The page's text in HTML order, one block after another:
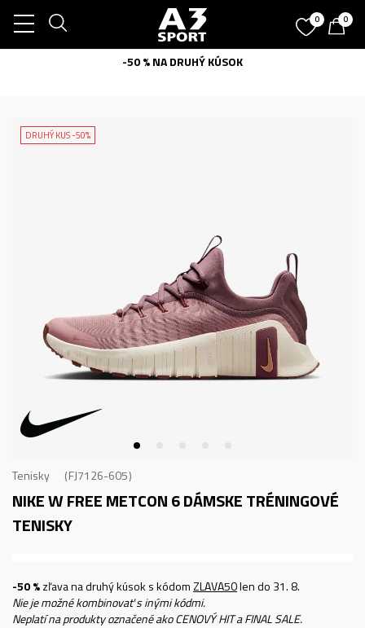
0 0
-50 % NA DRUHÝ KÚSOK
DRUHÝ KUS -50%
Tenisky FJ7126-605
NIKE W FREE METCON 6DÁMSKE TRÉNINGOVÉ
TENISKY
-50 %zľava na druhý kúsok s kódomZLAVA50len do 31. 8.
Nie je možné kombinovať s inými kódmi.
Neplatí na produkty označené ako CENOVÝ HIT a FINAL SALE.